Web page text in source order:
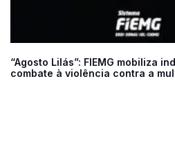
“Agosto Lilás”: FIEMG mobiliza
combate à violência contra a